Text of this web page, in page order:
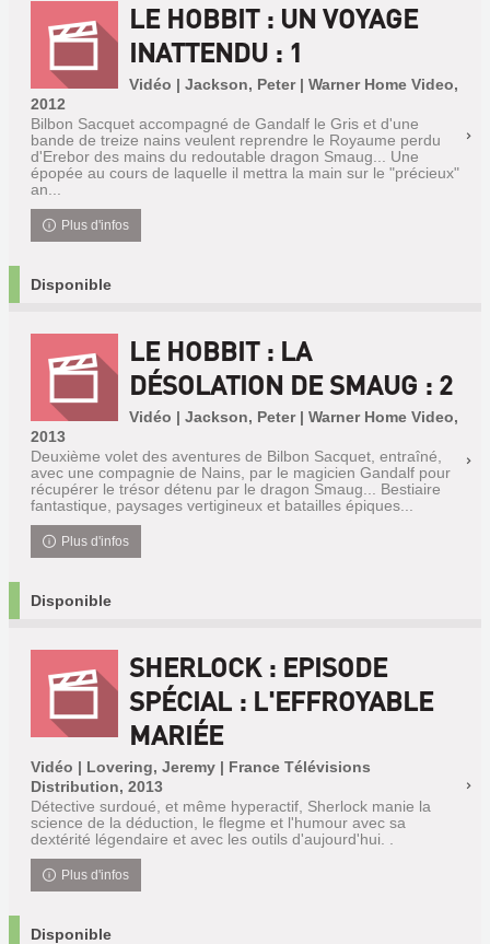
LE HOBBIT : UN VOYAGE
INATTENDU : 1
Vidéo | Jackson, Peter | Warner Home Video,
2012
Bilbon Sacquet accompagné de Gandalf le Gris et d'une
bande de treize nains veulent reprendre le Royaume perdu
d'Erebor des mains du redoutable dragon Smaug... Une
épopée au cours de laquelle il mettra la main sur le "précieux"
an...
Plus d'infos
Disponible
LE HOBBIT : LA
DÉSOLATION DE SMAUG : 2
Vidéo | Jackson, Peter | Warner Home Video,
2013
Deuxième volet des aventures de Bilbon Sacquet, entraîné,
avec une compagnie de Nains, par le magicien Gandalf pour
récupérer le trésor détenu par le dragon Smaug... Bestiaire
fantastique, paysages vertigineux et batailles épiques...
Plus d'infos
Disponible
SHERLOCK : EPISODE
SPÉCIAL : L'EFFROYABLE
MARIÉE
Vidéo | Lovering, Jeremy | France Télévisions
Distribution, 2013
Détective surdoué, et même hyperactif, Sherlock manie la
science de la déduction, le flegme et l'humour avec sa
dextérité légendaire et avec les outils d'aujourd'hui. .
Plus d'infos
Disponible